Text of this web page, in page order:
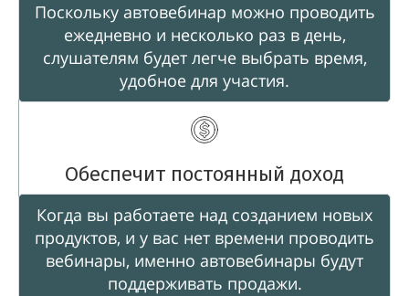
Поскольку автовебинар можно проводить
ежедневно и несколько раз в день,
слушателям будет легче выбрать время,
удобное для участия.
Обеспечит постоянный доход
Когда вы работаете над созданием новых
продуктов, и у вас нет времени проводить
вебинары, именно автовебинары будут
поддерживать продажи.